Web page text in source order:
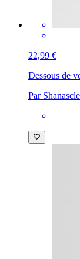
22,99 €
Dessous de
Par